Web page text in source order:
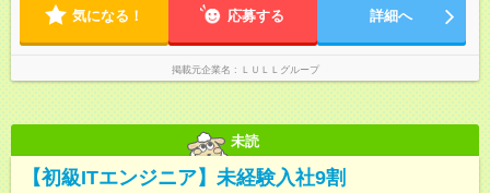
形態と給与に、本採用時と異なる部分があります。 雇用形態：
中途採用（契約社員） 給与：月給 230,000円以上 上記額にはみ
なし残業代を含みます。※超過分は全額支給いたします。 みな
別途支給いたします ※研修期間中（最大12ヶ月間）も、試用期
気になる！ 応募する 詳細へ
掲載元企業名 ＬＵＬＬグループ
未読
【初級ITエンジニア】未経験入社9割